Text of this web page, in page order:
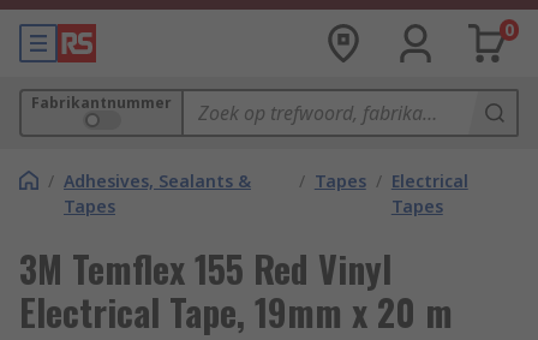
0
Fabrikantnummer
/ Adhesives, Sealants &
Tapes
/ Tapes / Electrical
Tapes
3M Temflex 155 Red Vinyl
Electrical Tape, 19mm x 20 m